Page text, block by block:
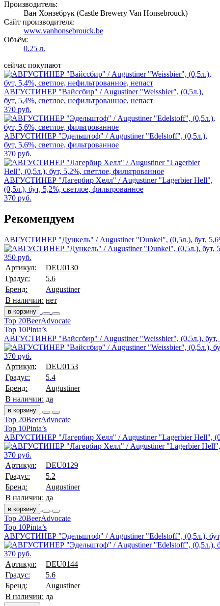
Производитель:
Ван Хонзебрук (Castle Brewery Van Honsebrouck)
Сайт производителя:
www.vanhonsebrouck.be
Объём:
0.25 л.
сейчас покупают
АВГУСТИНЕР "Вайссбир" / Augustiner "Weissbier", (0,5л.),
бут, 5,4%, светлое, нефильтрованное, непаст
370 руб.
АВГУСТИНЕР "Эдельштоф" / Augustiner "Edelstoff", (0,5л.),
бут, 5,6%, светлое, фильтрованное
370 руб.
АВГУСТИНЕР "Лагербир Хелл" / Augustiner "Lagerbier Hell",
(0,5л.), бут, 5,2%, светлое, фильтрованное
370 руб.
Рекомендуем
АВГУСТИНЕР "Дункель" / Augustiner "Dunkel", (0,5л.), бут,
350 руб.
Артикул:
DEU0130
Градус:
5.6
Бренд:
Augustiner
В наличии: нет
в корзину
Top 20BeerAdvocate
Top 10Pinta’s
АВГУСТИНЕР "Вайссбир" / Augustiner "Weissbier", (0,5л.), бут,
370 руб.
Артикул:
DEU0153
Градус:
5.4
Бренд:
Augustiner
В наличии: да
в корзину
Top 20BeerAdvocate
Top 10Pinta’s
АВГУСТИНЕР "Лагербир Хелл" / Augustiner "Lagerbier Hell",
370 руб.
Артикул:
DEU0129
Градус:
5.2
Бренд:
Augustiner
В наличии: да
в корзину
Top 20BeerAdvocate
Top 10Pinta’s
АВГУСТИНЕР "Эдельштоф" / Augustiner "Edelstoff", (0,5л.), бут,
370 руб.
Артикул:
DEU0144
Градус:
5.6
Бренд:
Augustiner
В наличии: да